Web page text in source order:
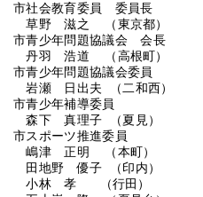
市社会教育委員 委員長
草野 滋之 （東京都）
市青少年問題協議会 会長
丹羽 浩道 （高根町）
市青少年問題協議会委員
岩瀬 日出夫 （二和西）
市青少年補導委員
森下 真理子 （夏見）
市スポーツ推進委員
嶋津 正明 （本町）
田地野 優子 （印内）
小林 孝 （行田）